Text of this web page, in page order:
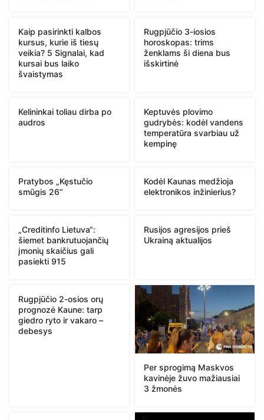
Kaip pasirinkti kalbos
kursus, kurie iš tiesų
veikia? 5 Signalai, kad
kursai bus laiko
švaistymas
Rugpjūčio 3-iosios
horoskopas: trims
ženklams ši diena bus
išskirtinė
Kelininkai toliau dirba po
audros
Keptuvės plovimo
gudrybės: kodėl vandens
temperatūra svarbiau už
kempinę
Pratybos „Kęstučio
smūgis 26“
Kodėl Kaunas medžioja
elektronikos inžinierius?
„Creditinfo Lietuva“:
šiemet bankrutuojančių
įmonių skaičius gali
pasiekti 915
Rusijos agresijos prieš
Ukrainą aktualijos
Rugpjūčio 2-osios orų
prognozė Kaune: tarp
giedro ryto ir vakaro –
debesys
Per sprogimą Maskvos
kavinėje žuvo mažiausiai
3 žmonės